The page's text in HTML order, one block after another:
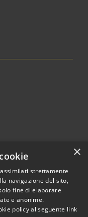
© 2026 • Comune di
• Powered by
×
strettamente
navigazione del sito,
fine di elaborare
e anonime.
policy al seguente link